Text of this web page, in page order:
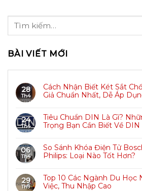
BÀI VIẾT MỚI
28
Th4
Cách Nhận Biết Két Sắt
Giả Chuẩn Nhất, Dễ Áp
24
Th4
Tiêu Chuẩn DIN Là Gì?
Trọng Bạn Cần Biết Về DIN
06
Th4
So Sánh Khóa Điện Tử
Philips: Loại Nào Tốt Hơn?
29
Th9
Top 10 Các Ngành Du Học
Việc, Thu Nhập Cao